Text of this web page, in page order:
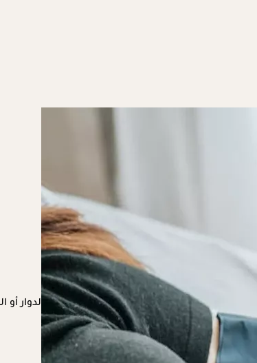
ضغط الدم، إذ تشعر العديد من الحوامل بالدوار أو